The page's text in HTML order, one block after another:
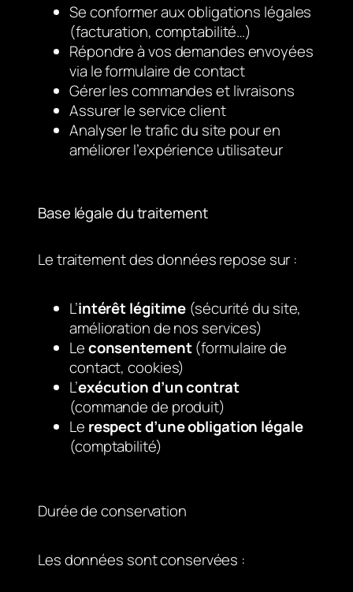
Se conformer aux obligations légales
(facturation, comptabilité…)
Répondre à vos demandes envoyées
via le formulaire de contact
Gérer les commandes et livraisons
Assurer le service client
Analyser le trafic du site pour en
améliorer l’expérience utilisateur
Base légale du traitement
Le traitement des données repose sur :
L’intérêt légitime (sécurité du site,
amélioration de nos services)
Leconsentement(formulaire de
contact, cookies)
L’exécution d’un contrat
(commande de produit)
Le respect d’une obligation légale
(comptabilité)
Durée de conservation
Les données sont conservées :